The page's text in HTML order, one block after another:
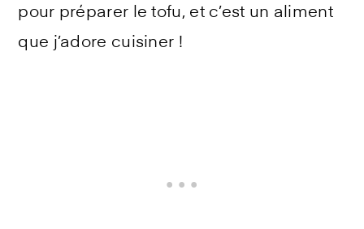
pour préparer le tofu, et c’est un aliment
que j’adore cuisiner !